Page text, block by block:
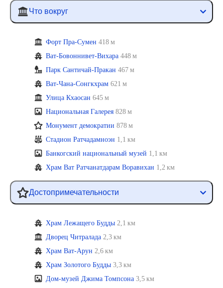
Что вокруг
Форт Пра-Сумен 418 м
Ват-Бовоннивет-Вихара 448 м
Парк Сантичай-Пракан 467 м
Ват-Чана-Сонгкхрам 621 м
Улица Кхаосан 645 м
Национальная Галерея 828 м
Монумент демократии 878 м
Стадион Ратчадамноэн 1,1 км
Банкогский национальный музей 1,1 км
Храм Ват Ратчанатдарам Воравихан 1,2 км
Достопримечательности
Храм Лежащего Будды 2,1 км
Дворец Читралада 2,3 км
Храм Ват-Арун 2,6 км
Храм Золотого Будды 3,3 км
Дом-музей Джима Томпсона 3,5 км